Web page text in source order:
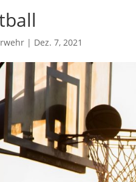
| Dez. 7, 2021